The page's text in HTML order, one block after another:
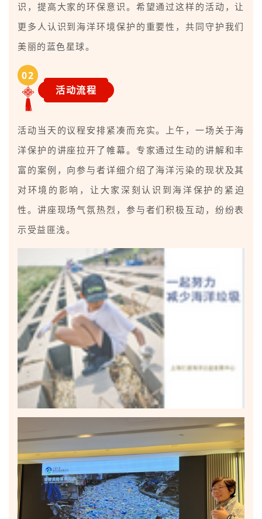
识，提高大家的环保意识。希望通过这样的活动，让
更多人认识到海洋环境保护的重要性，共同守护我们
美丽的蓝色星球。
02
活动流程
活动当天的议程安排紧凑而充实。上午，一场关于海
洋保护的讲座拉开了帷幕。专家通过生动的讲解和丰
富的案例，向参与者详细介绍了海洋污染的现状及其
对环境的影响，让大家深刻认识到海洋保护的紧迫
性。讲座现场气氛热烈，参与者们积极互动，纷纷表
示受益匪浅。